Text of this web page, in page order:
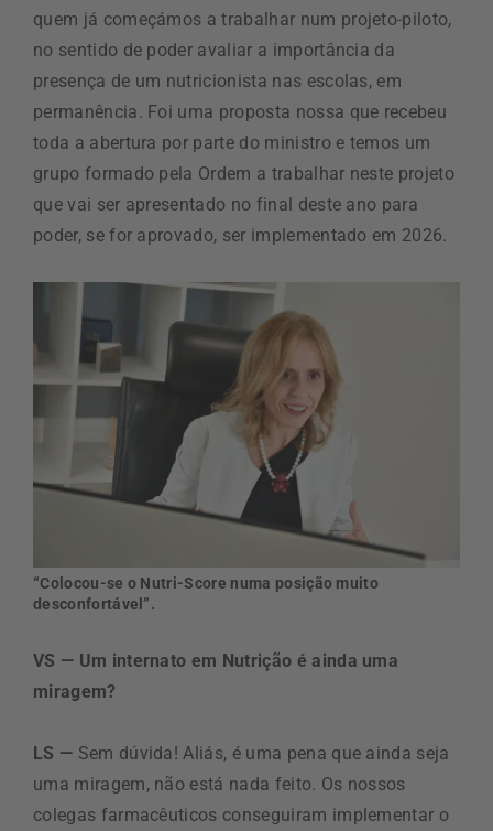
quem já começámos a trabalhar num projeto-piloto,
no sentido de poder avaliar a importância da
presença de um nutricionista nas escolas, em
permanência. Foi uma proposta nossa que recebeu
toda a abertura por parte do ministro e temos um
grupo formado pela Ordem a trabalhar neste projeto
que vai ser apresentado no final deste ano para
poder, se for aprovado, ser implementado em 2026.
“Colocou-se o Nutri-Score numa posição muito
desconfortável”.
VS — Um internato em Nutrição é ainda uma
miragem?
LS — Sem dúvida! Aliás, é uma pena que ainda seja
uma miragem, não está nada feito. Os nossos
colegas farmacêuticos conseguiram implementar o